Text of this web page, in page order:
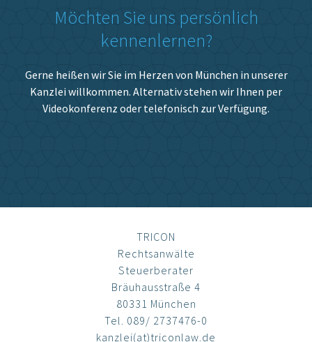
Möchten Sie uns persönlich
kennenlernen?
Gerne heißen wir Sie im Herzen von München in unserer
Kanzlei willkommen. Alternativ stehen wir Ihnen per
Videokonferenz oder telefonisch zur Verfügung.
TRICON
Rechtsanwälte
Steuerberater
Bräuhausstraße 4
80331 München
Tel. 089/ 2737476-0
kanzlei(at)triconlaw.de